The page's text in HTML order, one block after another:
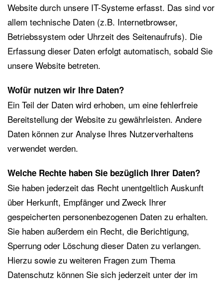
Website durch unsere IT-Systeme erfasst. Das sind vor
allem technische Daten (z.B. Internetbrowser,
Betriebssystem oder Uhrzeit des Seitenaufrufs). Die
Erfassung dieser Daten erfolgt automatisch, sobald Sie
unsere Website betreten.
Wofür nutzen wir Ihre Daten?
Ein Teil der Daten wird erhoben, um eine fehlerfreie
Bereitstellung der Website zu gewährleisten. Andere
Daten können zur Analyse Ihres Nutzerverhaltens
verwendet werden.
Welche Rechte haben Sie bezüglich Ihrer Daten?
Sie haben jederzeit das Recht unentgeltlich Auskunft
über Herkunft, Empfänger und Zweck Ihrer
gespeicherten personenbezogenen Daten zu erhalten.
Sie haben außerdem ein Recht, die Berichtigung,
Sperrung oder Löschung dieser Daten zu verlangen.
Hierzu sowie zu weiteren Fragen zum Thema
Datenschutz können Sie sich jederzeit unter der im